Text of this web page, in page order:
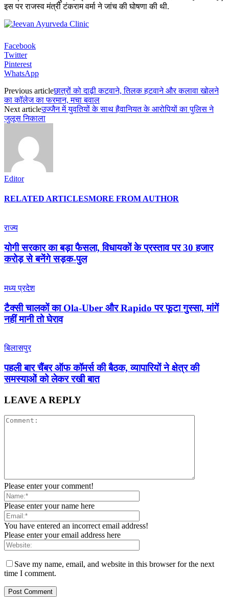
इस पर राजस्व मंत्री टंकराम वर्मा ने जांच की घोषणा की थी.
Facebook
Twitter
Pinterest
WhatsApp
Previous articleछात्रों को दाढ़ी कटवाने, तिलक हटवाने और कलावा खोलने
का कॉलेज का फरमान, मचा बवाल
Next articleउज्जैन में युवतियों के साथ हैवानियत के आरोपियों का पुलिस ने
जुलूस निकाला
Editor
RELATED ARTICLESMORE FROM AUTHOR
राज्य
योगी सरकार का बड़ा फैसला, विधायकों के प्रस्ताव पर 30 हजार
करोड़ से बनेंगे सड़क-पुल
मध्य प्रदेश
टैक्सी चालकों का Ola-Uber और Rapido पर फूटा गुस्सा, मांगें
नहीं मानी तो घेराव
बिलासपुर
पहली बार चैंबर ऑफ कॉमर्स की बैठक, व्यापारियों ने क्षेत्र की
समस्याओं को लेकर रखी बात
LEAVE A REPLY
Please enter your comment!
Please enter your name here
You have entered an incorrect email address!
Please enter your email address here
Save my name, email, and website in this browser for the next
time I comment.